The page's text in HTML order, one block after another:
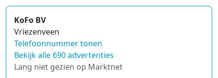
KoFo BV
Vriezenveen
Telefoonnummer tonen
Bekijk alle 690 advertenties
Lang niet gezien op Marktnet